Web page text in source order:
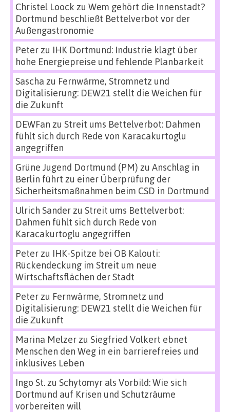
Christel Loock zu Wem gehört die Innenstadt?
Dortmund beschließt Bettelverbot vor der
Außengastronomie
Peterzu IHK Dortmund: Industrie klagt über
hohe Energiepreise und fehlende Planbarkeit
Sascha zu Fernwärme, Stromnetz und
Digitalisierung: DEW21 stellt die Weichen für
die Zukunft
DEWFan zu Streit ums Bettelverbot: Dahmen
fühlt sich durch Rede von Karacakurtoglu
angegriffen
Grüne Jugend Dortmund (PM) zu Anschlag in
Berlin führt zu einer Überprüfung der
Sicherheitsmaßnahmen beim CSD in Dortmund
Ulrich Sanderzu Streit ums Bettelverbot:
Dahmen fühlt sich durch Rede von
Karacakurtoglu angegriffen
Peterzu IHK-Spitze bei OB Kalouti:
Rückendeckung im Streit um neue
Wirtschaftsflächen der Stadt
Peterzu Fernwärme, Stromnetz und
Digitalisierung: DEW21 stellt die Weichen für
die Zukunft
Marina Melzerzu Siegfried Volkert ebnet
Menschen den Weg in ein barrierefreies und
inklusives Leben
Ingo St.zu Schytomyr als Vorbild: Wie sich
Dortmund auf Krisen und Schutzräume
vorbereiten will